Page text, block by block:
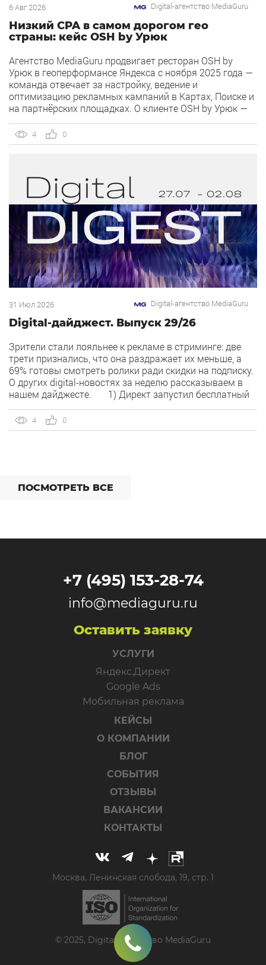
6 Авг 2026 Digital-агентство MediaGuru
Низкий CPA в самом дорогом гео
страны: кейс OSH by Урюк
Агентство MediaGuru продвигает ресторан OSH by
Урюк в геоперформансе Яндекса с ноября 2025 года —
команда отвечает за настройку, ведение и
оптимизацию рекламных кампаний в Картах, Поиске и
на партнёрских площадках. О клиенте OSH by Урюк —
объединивший концепцию дубайского OSH с сетью
«Урюк». Концепт строится […]
4 0
31 Июл 2026 Digital-агентство MediaGuru
Digital-дайджест. Выпуск 29/26
Зрители стали лояльнее к рекламе в стриминге: две
трети признались, что она раздражает их меньше, а
69% готовы смотреть ролики ради скидки на подписку.
О других digital-новостях за неделю рассказываем в
нашем дайджесте. 1) Директ запустил бесплатный
встроенный динамический коллтрекинг — без доплат и
интеграций со сторонними сервисами. […]
4 0
ПОСМОТРЕТЬ ВСЕ
+7 (495) 153-28-74
info@mediaguru.ru
Оставить заявку
УСЛУГИ
Яндекс.Директ
Google Ads
Мобильная реклама
КЕЙСЫ
О КОМПАНИИ
БЛОГ
СОБЫТИЯ
ОТЗЫВЫ
ВАКАНСИИ
КОНТАКТЫ
Москва, Ленинская слобода, 19, стр. 1
© 2025, Digital-агентство MediaGuru